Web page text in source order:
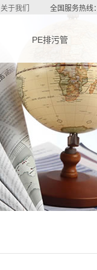
关于我们 全国服务热线：
PE排污管